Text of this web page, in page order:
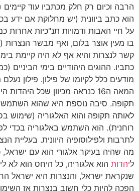
הרבה וכיום רק חלק מכתביו עוד
הוא כתב ביוונית (יש מחלוקת אם ידע
על חיי האבות ודמויות תנ"כיות אחרות
בו מעין אוצר בלום, ואף מבשר
קשר לנצרות והיא אף לא היה קיימת
כתביו. ההוגים היהודיים בימי הביניים
מודעים כלל לקיומו של פילון. פילון
המאה ה16 כנראה מכיוון שכל
תקופה. סיבה נוספת היא שהוא השתמש
לאותה תקופה והוא האלגוריה (שימוש
רוחנית). הוא השתמש באלגוריה בכדי
לתרבות ולפילוסופיה היוונית. בעליית
מה שהיה בעיקר אלגורי הוא עם
ליהדות הוא אלגוריה, כל היחס הוא לא
שנקראת ישראל, והנצרות היא ישראל
הפכה להיות כלי חשוב בנצרות אז